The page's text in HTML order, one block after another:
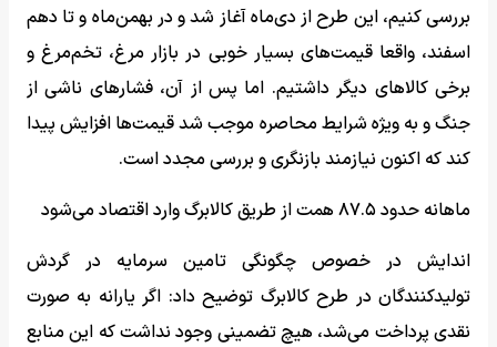
بررسی کنیم، این طرح از دی‌ماه آغاز شد و در بهمن‌ماه و تا دهم
اسفند، واقعا قیمت‌های بسیار خوبی در بازار مرغ، تخم‌مرغ و
برخی کالاهای دیگر داشتیم. اما پس از آن، فشارهای ناشی از
جنگ و به ویژه شرایط محاصره موجب شد قیمت‌ها افزایش پیدا
کند که اکنون نیازمند بازنگری و بررسی مجدد است.
ماهانه حدود ۸۷.۵ همت از طریق کالابرگ وارد اقتصاد می‌شود
اندایش در خصوص چگونگی تامین سرمایه در گردش
تولیدکنندگان در طرح کالابرگ توضیح داد: اگر یارانه به صورت
نقدی پرداخت می‌شد، هیچ تضمینی وجود نداشت که این منابع